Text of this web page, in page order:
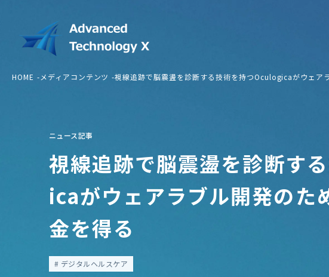
HOME メディアコンテンツ 視線追跡で脳震盪を診断する技術を持つOculogicaがウェア
ニュース記事
視線追跡で脳震盪を診断す
icaがウェアラブル開発のた
金を得る
デジタルヘルスケア